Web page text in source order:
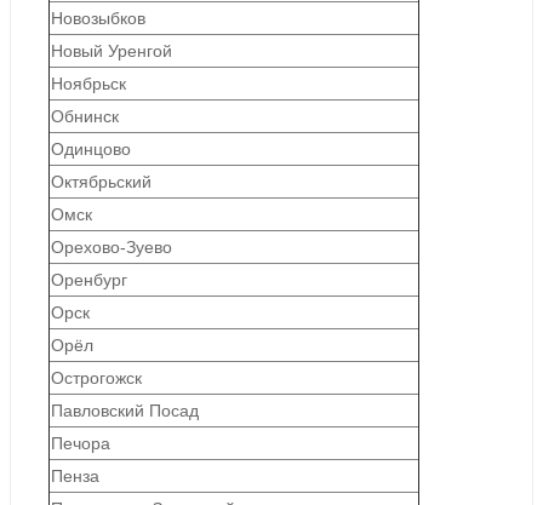
Новозыбков
Новый Уренгой
Ноябрьск
Обнинск
Одинцово
Октябрьский
Омск
Орехово-Зуево
Оренбург
Орск
Орёл
Острогожск
Павловский Посад
Печора
Пенза